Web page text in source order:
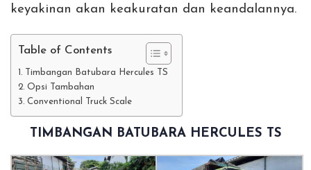
keyakinan akan keakuratan dan keandalannya.
Table of Contents
Timbangan Batubara Hercules TS
Opsi Tambahan
Conventional Truck Scale
TIMBANGAN BATUBARA HERCULES TS